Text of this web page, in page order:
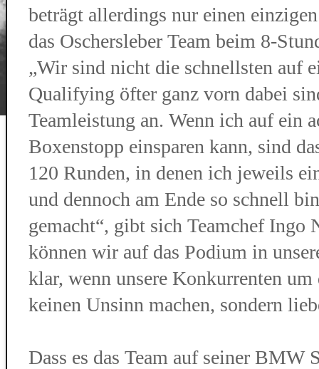
beträgt allerdings nur einen
das Oschersleber Team beim 8-
„Wir sind nicht die schnellsten auf
Qualifying öfter ganz vorn dabei
Teamleistung an. Wenn ich auf ein
Boxenstopp einsparen kann, sind
120 Runden, in denen ich jeweils
und dennoch am Ende so schnell
gemacht“, gibt sich Teamchef Ingo
können wir auf das Podium in
klar, wenn unsere Konkurrenten
keinen Unsinn machen, sondern
Dass es das Team auf seiner